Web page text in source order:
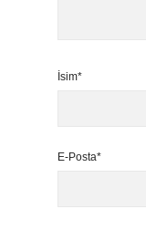
İsim*
E-Posta*